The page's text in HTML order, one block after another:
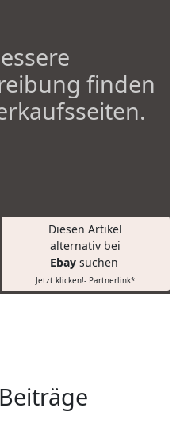
finden
Diesen Artikel
alternativ bei
Ebay suchen
Jetzt klicken!- Partnerlink*